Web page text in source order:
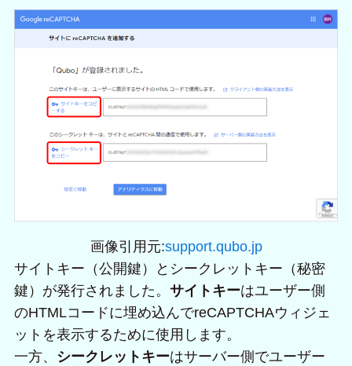
画像引用元:support.qubo.jp
サイトキー（公開鍵）とシークレットキー（秘密
鍵）が発行されました。 サイトキーはユーザー側
のHTMLコードに埋め込んでreCAPTCHAウィジェ
ットを表示するために使用します。
一方、
シークレットキーはサーバー側でユーザー